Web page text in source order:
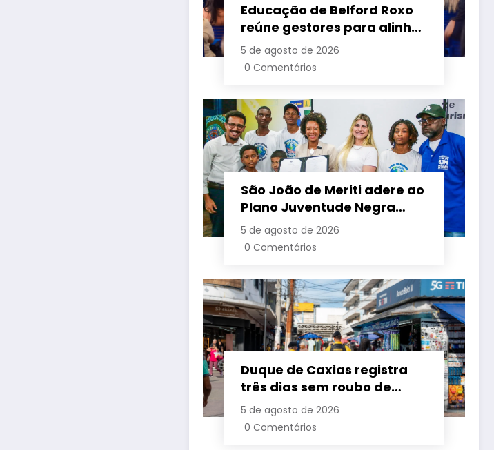
Educação de Belford Roxo
reúne gestores para alinhar
ações e fortalecer
planejamento do segundo
5 de agosto de 2026
0 Comentários
São João de Meriti adere ao
Plano Juventude Negra
Viva durante visita da
ministra da Igualdade
5 de agosto de 2026
0 Comentários
Duque de Caxias registra
três dias sem roubo de
cargas no início de agosto
5 de agosto de 2026
0 Comentários